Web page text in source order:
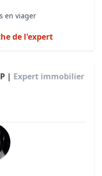
en viager
de l'expert
| Expert immobilier